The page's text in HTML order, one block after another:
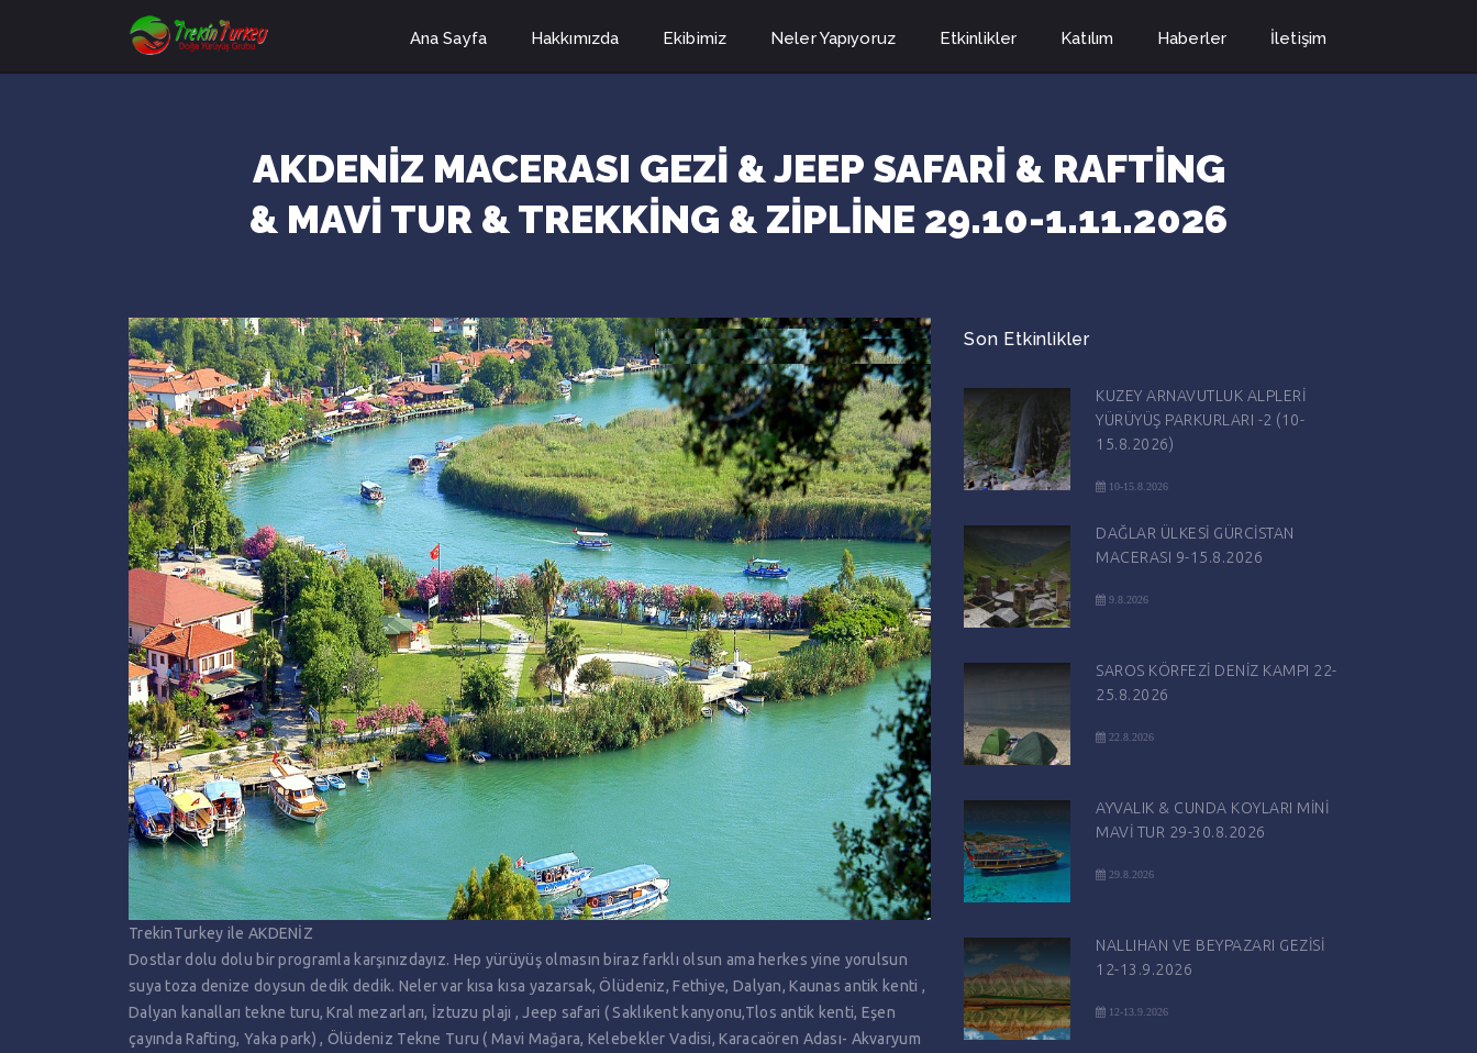
Ana Sayfa Hakkımızda Ekibimiz Neler Yapıyoruz Etkinlikler Katılım Haberler İletişim
AKDENİZ MACERASI GEZİ & JEEP SAFARİ & RAFTİNG
& MAVİ TUR & TREKKİNG & ZİPLİNE 29.10-1.11.2026
TrekinTurkey ile AKDENİZ
Dostlar dolu dolu bir programla karşınızdayız. Hep yürüyüş olmasın biraz farklı olsun ama herkes yine yorulsun
suya toza denize doysun dedik dedik. Neler var kısa kısa yazarsak, Ölüdeniz, Fethiye, Dalyan, Kaunas antik kenti ,
Dalyan kanalları tekne turu, Kral mezarları, İztuzu plajı , Jeep safari ( Saklıkent kanyonu,Tlos antik kenti, Eşen
çayında Rafting, Yaka park) , Ölüdeniz Tekne Turu ( Mavi Mağara, Kelebekler Vadisi, Karacaören Adası- Akvaryum
Son Etkinlikler
KUZEY ARNAVUTLUK ALPLERİ
YÜRÜYÜŞ PARKURLARI -2 (10-
15.8.2026)
10-15.8.2026
DAĞLAR ÜLKESİ GÜRCİSTAN
MACERASI 9-15.8.2026
9.8.2026
SAROS KÖRFEZİ DENİZ KAMPI 22-
25.8.2026
22.8.2026
AYVALIK & CUNDA KOYLARI MİNİ
MAVİ TUR 29-30.8.2026
29.8.2026
NALLIHAN VE BEYPAZARI GEZİSİ
12-13.9.2026
12-13.9.2026